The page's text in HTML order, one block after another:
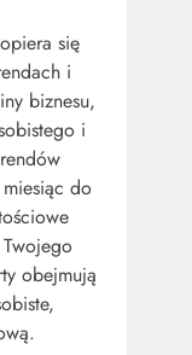
opiera się
i
biznesu,
i
do
obejmują